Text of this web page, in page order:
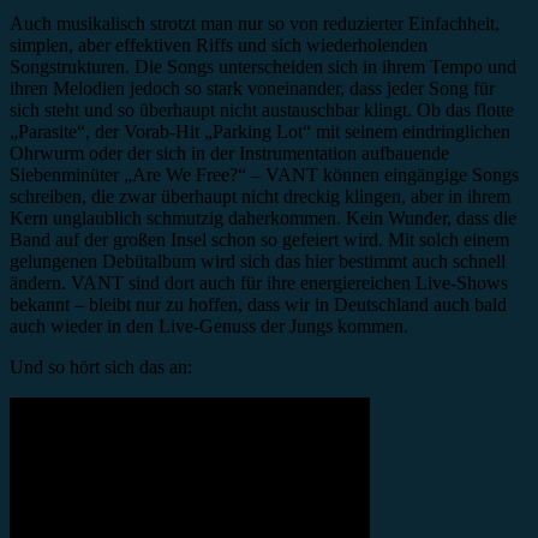
Auch musikalisch strotzt man nur so von reduzierter Einfachheit,
simplen, aber effektiven Riffs und sich wiederholenden
Songstrukturen. Die Songs unterscheiden sich in ihrem Tempo und
ihren Melodien jedoch so stark voneinander, dass jeder Song für
sich steht und so überhaupt nicht austauschbar klingt. Ob das flotte
„Parasite“, der Vorab-Hit „Parking Lot“ mit seinem eindringlichen
Ohrwurm oder der sich in der Instrumentation aufbauende
Siebenminüter „Are We Free?“ – VANT können eingängige Songs
schreiben, die zwar überhaupt nicht dreckig klingen, aber in ihrem
Kern unglaublich schmutzig daherkommen. Kein Wunder, dass die
Band auf der großen Insel schon so gefeiert wird. Mit solch einem
gelungenen Debütalbum wird sich das hier bestimmt auch schnell
ändern. VANT sind dort auch für ihre energiereichen Live-Shows
bekannt – bleibt nur zu hoffen, dass wir in Deutschland auch bald
auch wieder in den Live-Genuss der Jungs kommen.
Und so hört sich das an: